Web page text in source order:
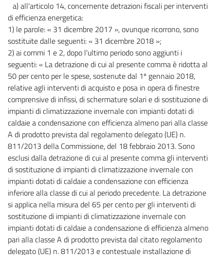
a) all'articolo 14, concernente detrazioni fiscali per interventi
di efficienza energetica:
1) le parole: « 31 dicembre 2017 », ovunque ricorrono, sono
sostituite dalle seguenti: « 31 dicembre 2018 »;
2) ai commi 1 e 2, dopo l'ultimo periodo sono aggiunti i
seguenti: « La detrazione di cui al presente comma è ridotta al
50 per cento per le spese, sostenute dal 1º gennaio 2018,
relative agli interventi di acquisto e posa in opera di finestre
comprensive di infissi, di schermature solari e di sostituzione di
impianti di climatizzazione invernale con impianti dotati di
caldaie a condensazione con efficienza almeno pari alla classe
A di prodotto prevista dal regolamento delegato (UE) n.
811/2013 della Commissione, del 18 febbraio 2013. Sono
esclusi dalla detrazione di cui al presente comma gli interventi
di sostituzione di impianti di climatizzazione invernale con
impianti dotati di caldaie a condensazione con efficienza
inferiore alla classe di cui al periodo precedente. La detrazione
si applica nella misura del 65 per cento per gli interventi di
sostituzione di impianti di climatizzazione invernale con
impianti dotati di caldaie a condensazione di efficienza almeno
pari alla classe A di prodotto prevista dal citato regolamento
delegato (UE) n. 811/2013 e contestuale installazione di